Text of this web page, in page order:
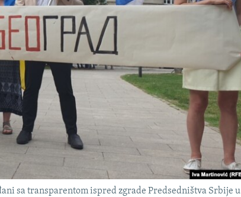
sa transparentom ispred zgrade Predsedništva Srbije u